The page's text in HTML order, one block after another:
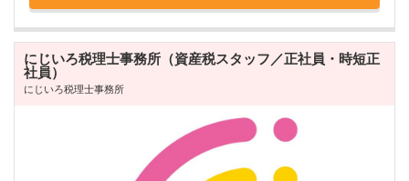
にじいろ税理士事務所（資産税スタッフ／正社員・時短正
社員）
にじいろ税理士事務所